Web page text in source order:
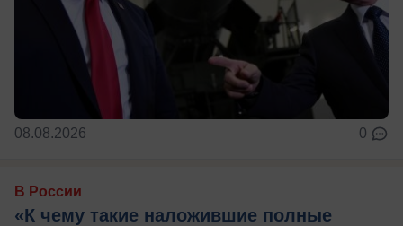
08.08.2026 0
В России
«К чему такие наложившие полные